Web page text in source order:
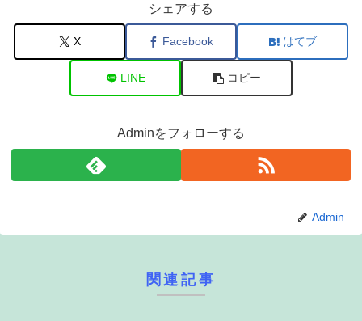
シェアする
X Facebook はてブ
LINE コピー
Adminをフォローする
Admin
関連記事